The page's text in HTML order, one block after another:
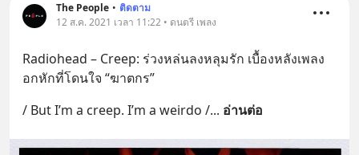
The People • ติดตาม
12 ส.ค. 2021 เวลา 11:22 • ดนตรี เพลง
Radiohead – Creep: ร่วงหล่นลงหลุมรัก เบื้องหลังเพลง
อกหักที่โดนใจ “ฆาตกร”
/ But I’m a creep. I’m a weirdo /... อ่านต่อ